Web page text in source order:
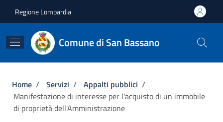
Regione Lombardia
Comune di San Bassano
Briciole di pane
Home / Servizi / Appalti pubblici /
Manifestazione di interesse per l'acquisto di un immobile
di proprietà dell'Amministrazione